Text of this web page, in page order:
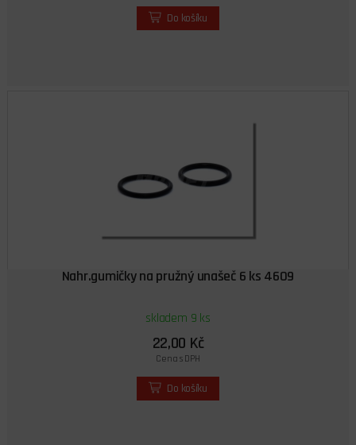
Do košíku
Nahr.gumičky na pružný unašeč 6 ks 4609
skladem 9 ks
22,00 Kč
Cena s DPH
Do košíku